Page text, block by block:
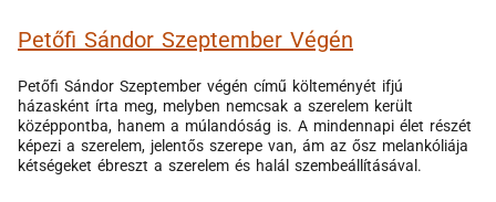
Petőfi Sándor Szeptember Végén
Petőfi Sándor Szeptember végén című költeményét ifjú
házasként írta meg, melyben nemcsak a szerelem került
középpontba, hanem a múlandóság is. A mindennapi élet részét
képezi a szerelem, jelentős szerepe van, ám az ősz melankóliája
kétségeket ébreszt a szerelem és halál szembeállításával.